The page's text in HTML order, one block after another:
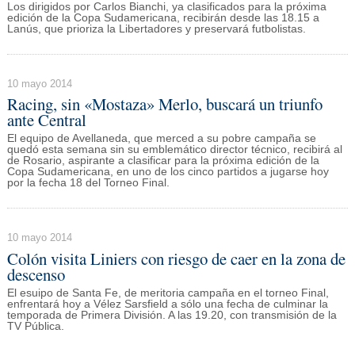
Los dirigidos por Carlos Bianchi, ya clasificados para la próxima
edición de la Copa Sudamericana, recibirán desde las 18.15 a
Lanús, que prioriza la Libertadores y preservará futbolistas.
10 mayo 2014
Racing, sin «Mostaza» Merlo, buscará un triunfo
ante Central
El equipo de Avellaneda, que merced a su pobre campaña se
quedó esta semana sin su emblemático director técnico, recibirá al
de Rosario, aspirante a clasificar para la próxima edición de la
Copa Sudamericana, en uno de los cinco partidos a jugarse hoy
por la fecha 18 del Torneo Final.
10 mayo 2014
Colón visita Liniers con riesgo de caer en la zona de
descenso
El esuipo de Santa Fe, de meritoria campaña en el torneo Final,
enfrentará hoy a Vélez Sarsfield a sólo una fecha de culminar la
temporada de Primera División. A las 19.20, con transmisión de la
TV Pública.